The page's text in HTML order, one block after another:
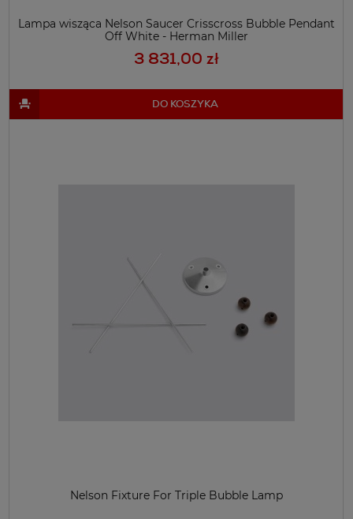
Lampa wisząca Nelson Saucer Crisscross Bubble Pendant
Off White - Herman Miller
3 831,00 zł
DO KOSZYKA
Nelson Fixture For Triple Bubble Lamp